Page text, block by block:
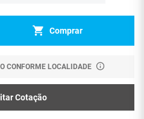
Comprar
CONFORME LOCALIDADE
Cotação